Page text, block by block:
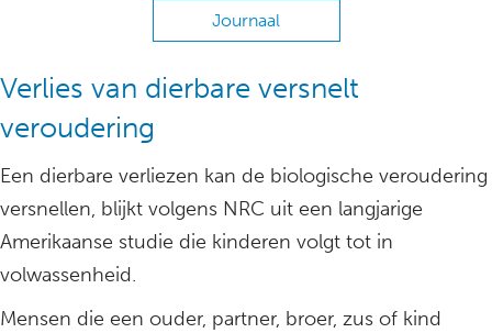
Journaal
Verlies van dierbare versnelt
veroudering
Een dierbare verliezen kan de biologische veroudering
versnellen, blijkt volgens NRC uit een langjarige
Amerikaanse studie die kinderen volgt tot in
volwassenheid.
Mensen die een ouder, partner, broer, zus of kind